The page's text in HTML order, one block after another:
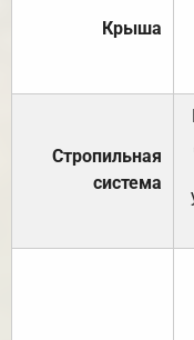
Крыша
Стропильная
система